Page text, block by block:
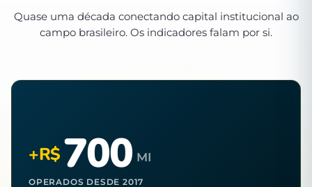
Quase uma década conectando capital institucional ao
campo brasileiro. Os indicadores falam por si.
+R$700 MI
OPERADOS DESDE 2017